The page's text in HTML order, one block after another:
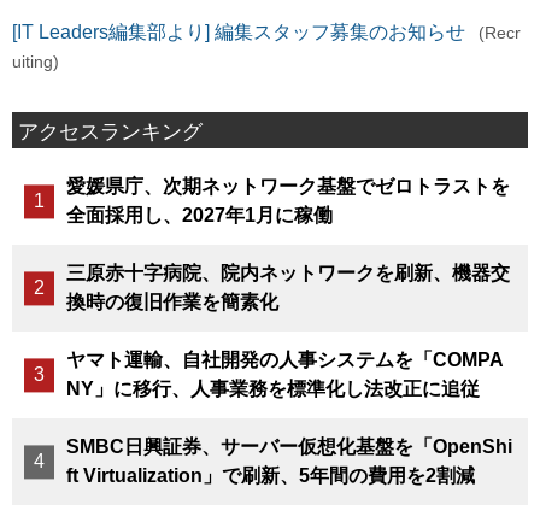
[IT Leaders編集部より] 編集スタッフ募集のお知らせ
(Recr
uiting)
アクセスランキング
愛媛県庁、次期ネットワーク基盤でゼロトラストを
全面採用し、2027年1月に稼働
三原赤十字病院、院内ネットワークを刷新、機器交
換時の復旧作業を簡素化
ヤマト運輸、自社開発の人事システムを「COMPA
NY」に移行、人事業務を標準化し法改正に追従
SMBC日興証券、サーバー仮想化基盤を「OpenShi
ft Virtualization」で刷新、5年間の費用を2割減